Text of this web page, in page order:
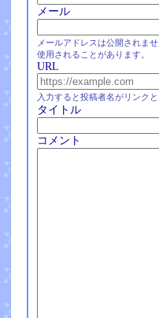
メール
メールアドレスは公開されま
使用されることがあります。
URL
入力すると投稿者名がリンク
タイトル
コメント